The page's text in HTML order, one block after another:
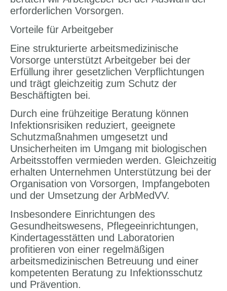
erforderlichen Vorsorgen.
Vorteile für Arbeitgeber
Eine strukturierte arbeitsmedizinische
Vorsorge unterstützt Arbeitgeber bei der
Erfüllung ihrer gesetzlichen Verpflichtungen
und trägt gleichzeitig zum Schutz der
Beschäftigten bei.
Durch eine frühzeitige Beratung können
Infektionsrisiken reduziert, geeignete
Schutzmaßnahmen umgesetzt und
Unsicherheiten im Umgang mit biologischen
Arbeitsstoffen vermieden werden. Gleichzeitig
erhalten Unternehmen Unterstützung bei der
Organisation von Vorsorgen, Impfangeboten
und der Umsetzung der ArbMedVV.
Insbesondere Einrichtungen des
Gesundheitswesens, Pflegeeinrichtungen,
Kindertagesstätten und Laboratorien
profitieren von einer regelmäßigen
arbeitsmedizinischen Betreuung und einer
kompetenten Beratung zu Infektionsschutz
und Prävention.